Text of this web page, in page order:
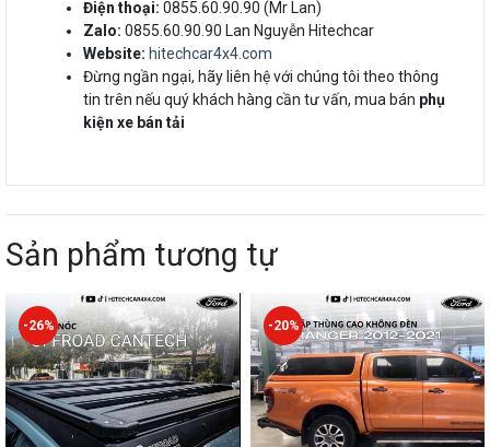
Điện thoại: 0855.60.90.90 (Mr Lan)
Zalo: 0855.60.90.90 Lan Nguyễn Hitechcar
Website: hitechcar4x4.com
Đừng ngần ngại, hãy liên hệ với chúng tôi theo thông
tin trên nếu quý khách hàng cần tư vấn, mua bán phụ
kiện xe bán tải
Sản phẩm tương tự
-20% -11%